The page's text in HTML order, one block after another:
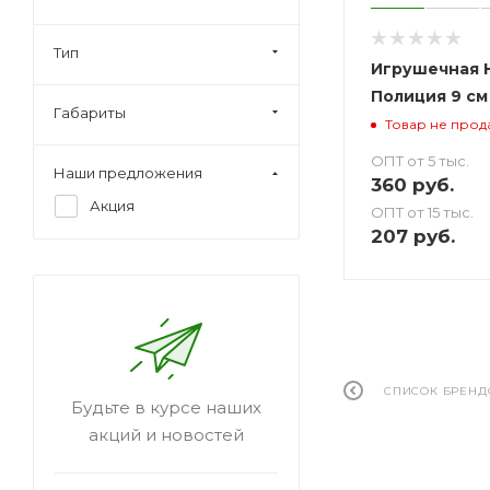
Игрушечная
Полиция 9 см
Товар не
ОПТ от 5 тыс.
360 руб.
ОПТ от 15 тыс.
207 руб.
СПИСОК
Тип
Габариты
Наши предложения
Акция
Будьте в курсе наших
акций и новостей